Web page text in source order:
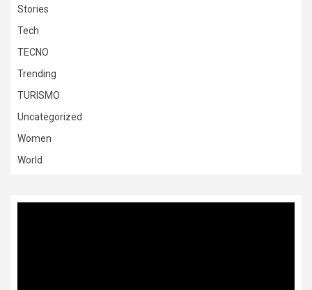
Stories
Tech
TECNO
Trending
TURISMO
Uncategorized
Women
World